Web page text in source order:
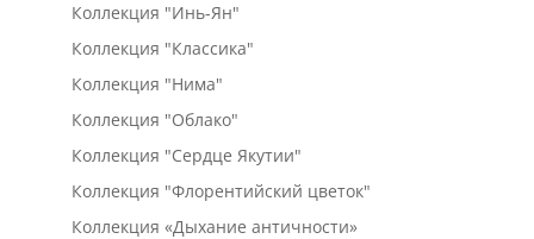
Коллекция "Инь-Ян"
Коллекция "Классика"
Коллекция "Нима"
Коллекция "Облако"
Коллекция "Сердце Якутии"
Коллекция "Флорентийский цветок"
Коллекция «Дыхание античности»